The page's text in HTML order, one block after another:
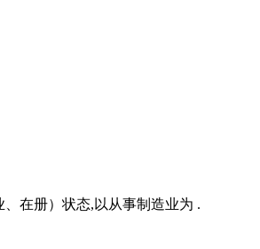
在册）状态,以从事制造业为 .